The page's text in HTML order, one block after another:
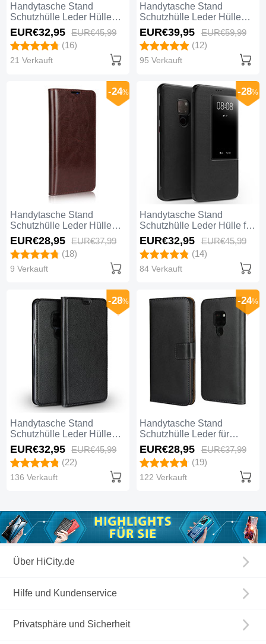
Handytasche Stand
Schutzhülle Leder Hülle
L04 für Huawei Mate 20
Braun
EUR€32,95 EUR€45,99
(16)
21 Verkauft
Handytasche Stand
Schutzhülle Leder Hülle
L03 für Huawei Mate 20
Schwarz
EUR€39,95 EUR€59,99
(12)
95 Verkauft
Handytasche Stand
Schutzhülle Leder Hülle
L02 für Huawei Mate 20
Braun
-24%
EUR€28,95 EUR€37,99
(18)
9 Verkauft
Handytasche Stand
Schutzhülle Leder Hülle für
Huawei Mate 20 Schwarz
-28%
EUR€32,95 EUR€45,99
(14)
84 Verkauft
Handytasche Stand
Schutzhülle Leder Hülle
L01 für Huawei Mate 20
Schwarz
-28%
EUR€32,95 EUR€45,99
(22)
136 Verkauft
Handytasche Stand
Schutzhülle Leder für
Huawei Mate 20 Schwarz
-24%
EUR€28,95 EUR€37,99
(19)
122 Verkauft
Über HiCity.de
Hilfe und Kundenservice
Privatsphäre und Sicherheit